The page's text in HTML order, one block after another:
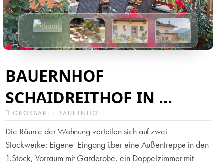
BAUERNHOF
SCHAIDREITHOF IN ...
GROSSARL · BAUERNHOF
Die Räume der Wohnung verteilen sich auf zwei
Stockwerke: Eigener Eingang über eine Außentreppe in den
1.Stock, Vorraum mit Garderobe, ein Doppelzimmer mit